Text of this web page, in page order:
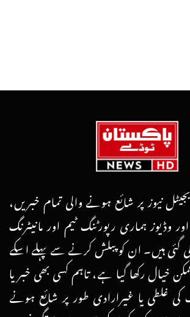
نیوز پر شائع ہونے والی تمام خبریں،
وڈیوز ہماری رپورٹنگ ٹیم اور مانیٹرنگ
ہیں۔ ان کو پبلش کرنے سے پہلے اسکے
خیال رکھا گیا ہے، تاہم کسی بھی خبر یا
کی غلطی یا غیرارادی طور پر شائع ہونے